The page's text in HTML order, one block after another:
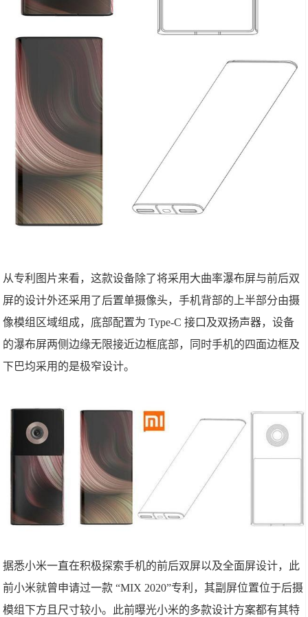
从专利图片来看，这款设备除了将采用大曲率瀑布屏与前后双
屏的设计外还采用了后置单摄像头，手机背部的上半部分由摄
像模组区域组成，底部配置为 Type-C 接口及双扬声器，设备
的瀑布屏两侧边缘无限接近边框底部，同时手机的四面边框及
下巴均采用的是极窄设计。
据悉小米一直在积极探索手机的前后双屏以及全面屏设计，此
前小米就曾申请过一款 “MIX 2020”专利，其副屏位置位于后摄
模组下方且尺寸较小。此前曝光小米的多款设计方案都有其特